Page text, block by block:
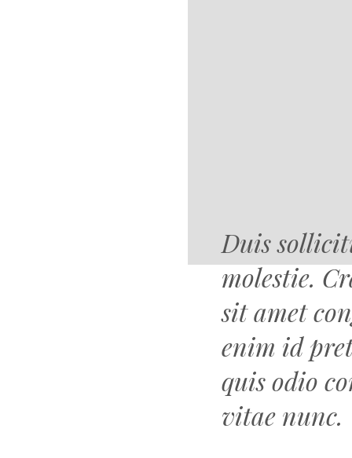
Duis
molestie.
sit amet
enim id
quis odio
vitae nunc.